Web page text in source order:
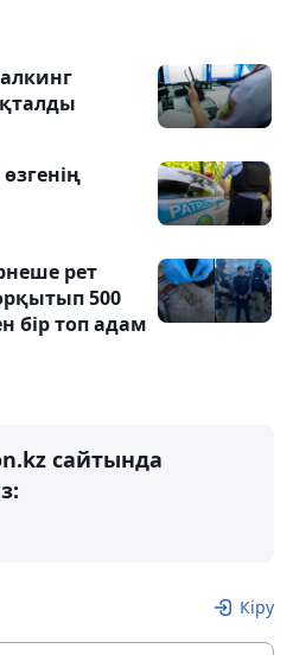
рет
500
бір топ адам
сайтында
Кіру